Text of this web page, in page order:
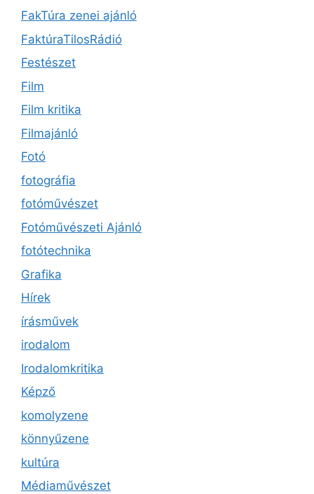
FakTúra zenei ajánló
FaktúraTilosRádió
Festészet
Film
Film kritika
Filmajánló
Fotó
fotográfia
fotóművészet
Fotóművészeti Ajánló
fotótechnika
Grafika
Hírek
írásművek
irodalom
Irodalomkritika
Képző
komolyzene
könnyűzene
kultúra
Médiaművészet